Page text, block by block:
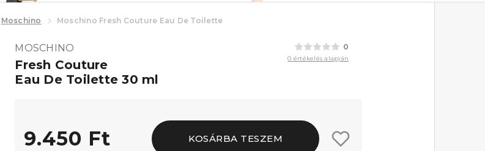
Moschino Moschino Fresh Couture Eau De Toilette
0
0 értékelés alapján
MOSCHINO
Fresh Couture
Eau De Toilette 30 ml
9.450 Ft KOSÁRBA TESZEM